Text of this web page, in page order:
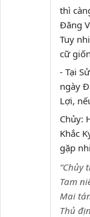
thì
Đăng
Tuy
cữ
- Tại
ngày
Lợi,
Chủy:
Khắc
gặp
“Chủy
Tam
Mai
Thủ